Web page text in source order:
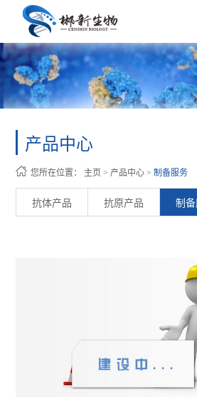
产品中心
您所在位置： 主页 > 产品中心 >制备服务
抗体产品 抗原产品 制